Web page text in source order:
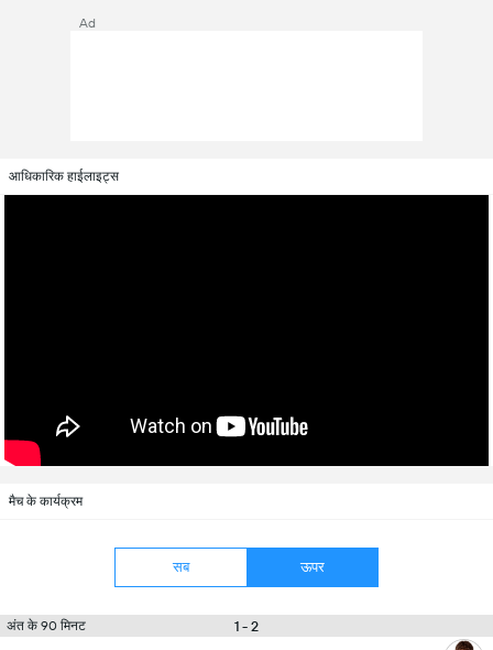
Ad
आधिकारिक हाईलाइट्स
मैच के कार्यक्रम
सब ऊपर
अंत के 90 मिनट 1 - 2